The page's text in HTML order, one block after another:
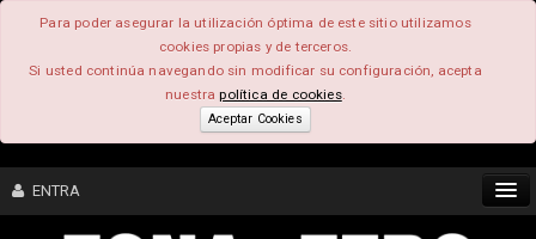
Para poder asegurar la utilización óptima de este sitio utilizamos
cookies propias y de terceros.
Si usted continúa navegando sin modificar su configuración, acepta
nuestrapolítica de cookies.
Aceptar Cookies
ENTRA